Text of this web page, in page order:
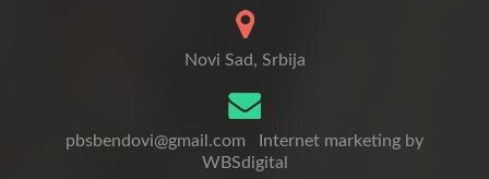
Novi Sad, Srbija
pbsbendovi@gmail.com
Internet marketing by
WBSdigital